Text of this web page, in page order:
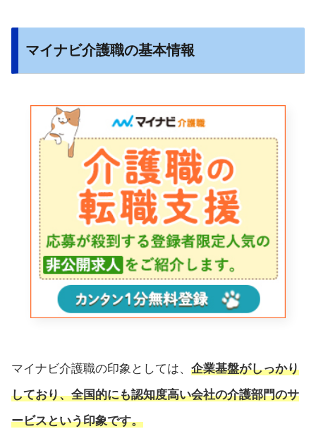
マイナビ介護職の基本情報
マイナビ介護職の印象としては、 企業基盤がしっかり
しており、全国的にも認知度高い会社の介護部門のサ
ービスという印象です。